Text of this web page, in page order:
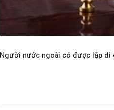
Người nước ngoài có được lập di